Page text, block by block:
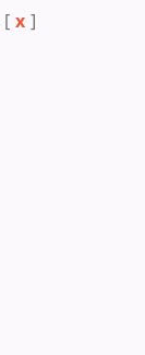
[ x ]